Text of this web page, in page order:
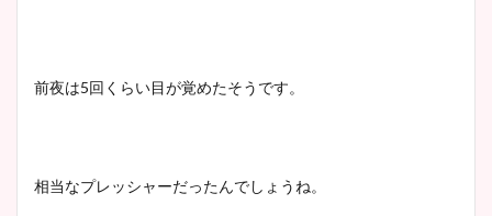
前夜は5回くらい目が覚めたそうです。
相当なプレッシャーだったんでしょうね。